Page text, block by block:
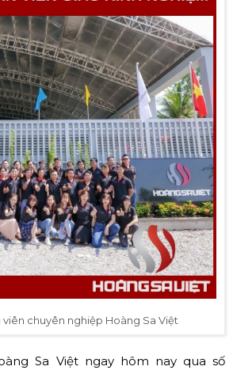
chuyên nghiệp Hoàng Sa Việt
Sa Việt ngay hôm nay qua số